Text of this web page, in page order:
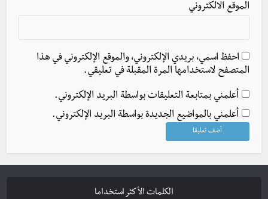
الموقع الالكتروني
احفظ اسمي، بريدي الإلكتروني، والموقع الإلكتروني في هذا
المتصفح لاستخدامها المرة المقبلة في تعليقي.
أعلمني بمتابعة التعليقات بواسطة البريد الإلكتروني.
أعلمني بالمواضيع الجديدة بواسطة البريد الإلكتروني.
الكلمات الأكثر استخداما